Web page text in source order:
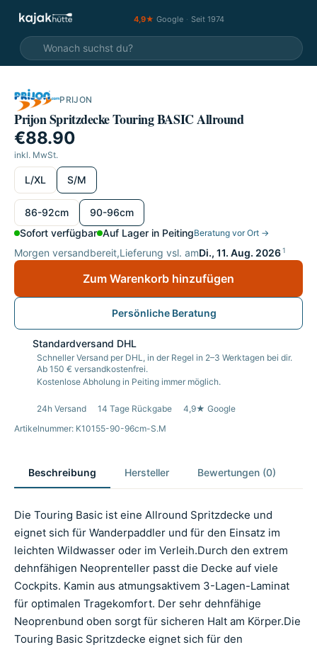
4,9★ Google · Seit 1974
PRIJON
Prijon Spritzdecke Touring BASIC Allround
€88.90
inkl. MwSt.
wählen
L/XL S/M
wählen
86-92cm
90-96cm
Sofort verfügbar Auf Lager in PeitingBeratung vor Ort →
Morgen versandbereit,Lieferung vsl. amDi., 11. Aug. 20261
Zum Warenkorb hinzufügen
Persönliche Beratung
Standardversand DHL
Schneller Versand per DHL, in der Regel in 2–3 Werktagen bei dir.
Ab 150 € versandkostenfrei.
Kostenlose Abholung in Peiting immer möglich.
24h Versand 14 Tage Rückgabe
4,9★ Google
Artikelnummer: K10155-90-96cm-S.M
Beschreibung Hersteller Bewertungen (0)
Die Touring Basic ist eine Allround Spritzdecke und
eignet sich für Wanderpaddler und für den Einsatz im
leichten Wildwasser oder im Verleih.Durch den extrem
dehnfähigen Neoprenteller passt die Decke auf viele
Cockpits. Kamin aus atmungsaktivem 3-Lagen-Laminat
für optimalen Tragekomfort. Der sehr dehnfähige
Neoprenbund oben sorgt für sicheren Halt am Körper.Die
Touring Basic Spritzdecke eignet sich für den